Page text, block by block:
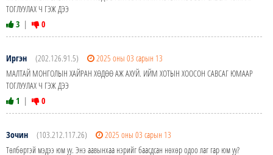
ТОГЛУУЛАХ Ч ГЭЖ ДЭЭ
3 | 0
Иргэн (202.126.91.5)
2025 оны 03 сарын 13
МАЛТАЙ МОНГОЛЫН ХАЙРАН ХӨДӨӨ АЖ АХУЙ. ИЙМ ХОТЫН ХООСОН САВСАГ ЮМААР
ТОГЛУУЛАХ Ч ГЭЖ ДЭЭ
1 | 0
Зочин (103.212.117.26)
2025 оны 03 сарын 13
Төлбөртэй мэдээ юм уу. Энэ аавынхаа нэрийг баасдсан нөхөр одоо лаг гар юм уу?